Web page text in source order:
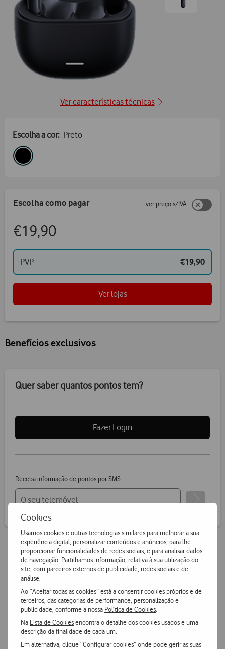
Cookies
Usamos cookies e outras tecnologias similares para melhorar a sua
experiência digital, personalizar conteúdos e anúncios, para lhe
proporcionar funcionalidades de redes sociais, e para analisar dados
de navegação. Partilhamos informação, relativa à sua utilização do
site, com parceiros externos de publicidade, redes sociais e de
análise.
Ao “Aceitar todas as cookies” está a consentir cookies próprios e de
terceiros, das categorias de performance, personalização e
publicidade, conforme a nossa Política de Cookies
Na Lista de Cookiesencontra o detalhe dos cookies usados e uma
descrição da finalidade de cada um.
Em alternativa, clique “Configurar cookies” onde pode gerir as suas
Ver características técnicas
Escolha a cor: Preto
Escolha como pagar ver preço s/IVA
€19,90
PVP €19,90
Ver lojas
Benefícios exclusivos
Quer saber quantos pontos tem?
Fazer Login
Receba informação de pontos por SMS
Vantagens Vodafone.pt
14 dias para devoluções
Pode devolver gratuitamente qualquer produto numa das
nossas lojas ou CTT.
Entrega grátise ultrarápida